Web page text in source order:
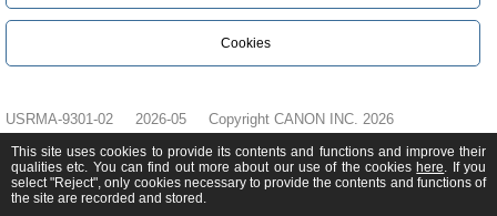
Cookies
USRMA-9301-02 2026-05 Copyright CANON INC. 2026
This site uses cookies to provide its contents and functions and improve their
qualities etc. You can find out more about our use of the cookies here. If you
select "Reject", only cookies necessary to provide the contents and functions of
the site are recorded and stored.